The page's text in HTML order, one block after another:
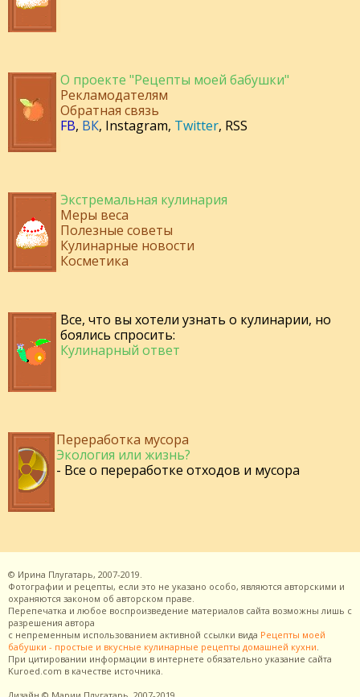
О проекте "Рецепты моей бабушки"
Рекламодателям
Обратная связь
FB, ВК, Instagram, Twitter, RSS
Экстремальная кулинария
Меры веса
Полезные советы
Кулинарные новости
Косметика
Все, что вы хотели узнать о кулинарии, но
боялись спросить:
Кулинарный ответ
Переработка мусора
Экология или жизнь?
- Все о переработке отходов и мусора
© Ирина Плугатарь, 2007-2019.
Фотографии и рецепты, если это не указано особо, являются авторскими и
охраняются законом об авторском праве.
Перепечатка и любое воспроизведение материалов сайта возможны лишь с
разрешения автора
с непременным использованием активной ссылки вида Рецепты моей
бабушки - простые и вкусные кулинарные рецепты домашней кухни
При цитировании информации в интернете обязательно указание сайта
Kuroed.com в качестве источника.